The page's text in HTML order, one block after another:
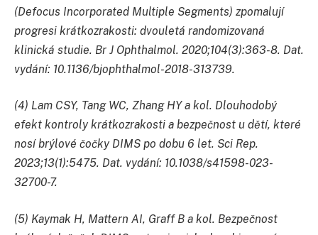
(Defocus Incorporated Multiple Segments) zpomalují
progresi krátkozrakosti: dvouletá randomizovaná
klinická studie. Br J Ophthalmol. 2020;104(3):363-8. Dat.
vydání: 10.1136/bjophthalmol-2018-313739.
(4) Lam CSY, Tang WC, Zhang HY a kol. Dlouhodobý
efekt kontroly krátkozrakosti a bezpečnost u dětí, které
nosí brýlové čočky DIMS po dobu 6 let. Sci Rep.
2023;13(1):5475. Dat. vydání: 10.1038/s41598-023-
32700-7.
(5) Kaymak H, Mattern AI, Graff B a kol. Bezpečnost